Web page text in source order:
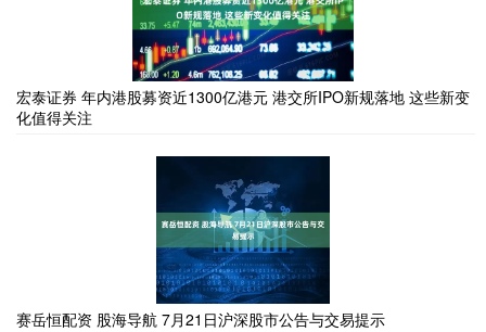
宏泰证券 年内港股募资近1300亿港元 港交所IPO新规落地 这些新变
化值得关注
赛岳恒配资 股海导航 7月21日沪深股市公告与交易提示